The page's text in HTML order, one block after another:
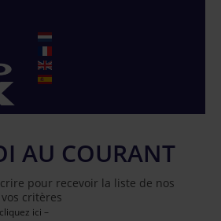
AU COURANT
pour recevoir la liste de nos
critères
ici –